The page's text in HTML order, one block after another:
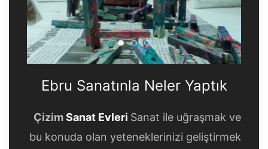
Ebru Sanatınla Neler Yaptık
Ebru Sanatınla Neler
Ebru Sanatınla Neler
Ebru Sanatınla Neler Yaptık
ÇizimSanat Evleri Sanat ile uğraşmak ve
bu konuda olan yeteneklerinizi geliştirmek